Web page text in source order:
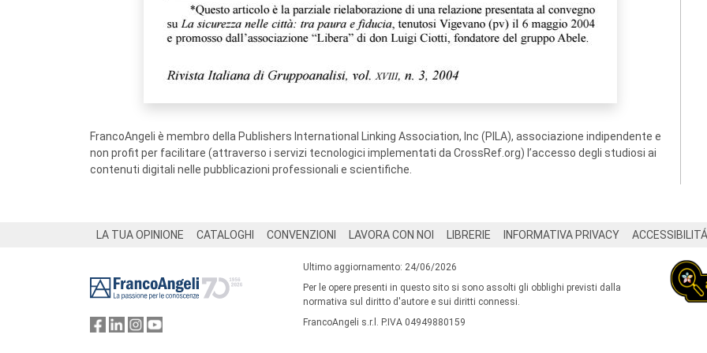
FrancoAngeli è membro della Publishers International Linking Association, Inc (PILA), associazione indipendente e
non profit per facilitare (attraverso i servizi tecnologici implementati da CrossRef.org) l’accesso degli studiosi ai
contenuti digitali nelle pubblicazioni professionali e scientifiche.
LA TUA OPINIONE CATALOGHI CONVENZIONI LAVORA CON NOI LIBRERIE INFORMATIVA PRIVACY ACCESSIBILITÁ
Ultimo aggiornamento: 24/06/2026
Per le opere presenti in questo sito si sono assolti gli obblighi previsti dalla
normativa sul diritto d'autore e sui diritti connessi.
FrancoAngeli s.r.l. P.IVA 04949880159